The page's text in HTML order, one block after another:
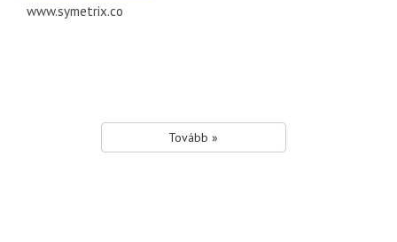
www.symetrix.co
Tovább »